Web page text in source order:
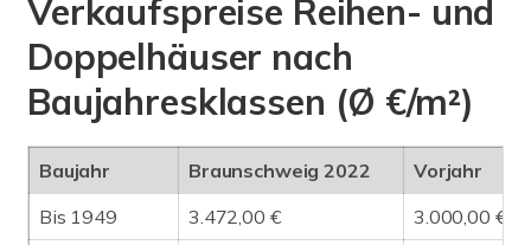
Verkaufspreise Reihen- und
Doppelhäuser nach
Baujahresklassen (Ø €/m²)
Baujahr Braunschweig 2022
Vorjahr
Bis 1949
3.472,00 €
3.000,00 €